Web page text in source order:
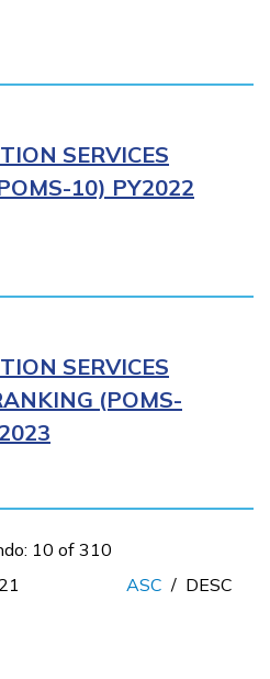
SERVICES
10) PY2022
SERVICES
(POMS-
10 of 310
21
ASC / DESC